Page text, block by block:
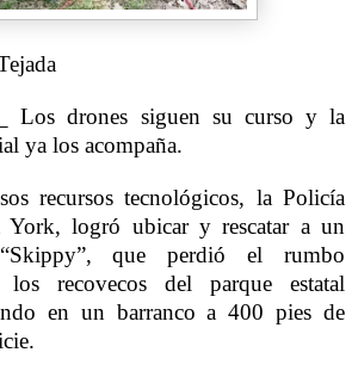
Los drones siguen su curso y la
ya los acompaña.
recursos tecnológicos, la Policía
York, logró ubicar y rescatar a un
que perdió el rumbo
los recovecos del parque estatal
en un barranco a 400 pies de